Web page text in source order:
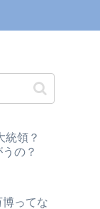
統領？
の？
ってな